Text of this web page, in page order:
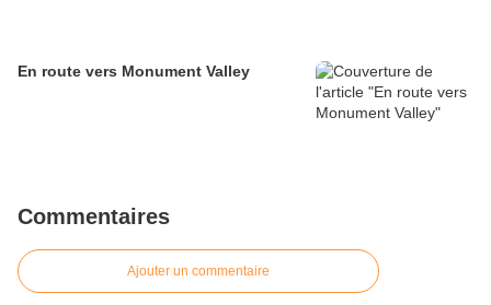
En route vers Monument Valley
Commentaires
Ajouter un commentaire